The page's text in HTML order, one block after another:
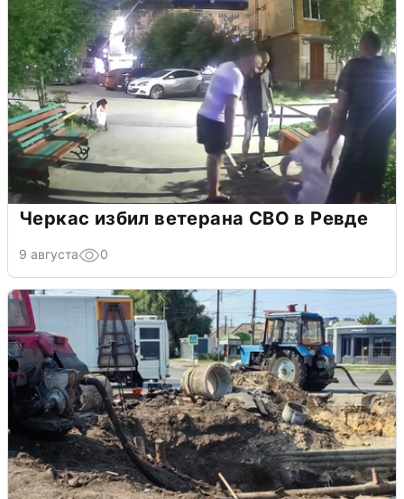
Черкас избил ветерана СВО в Ревде
9 августа 0